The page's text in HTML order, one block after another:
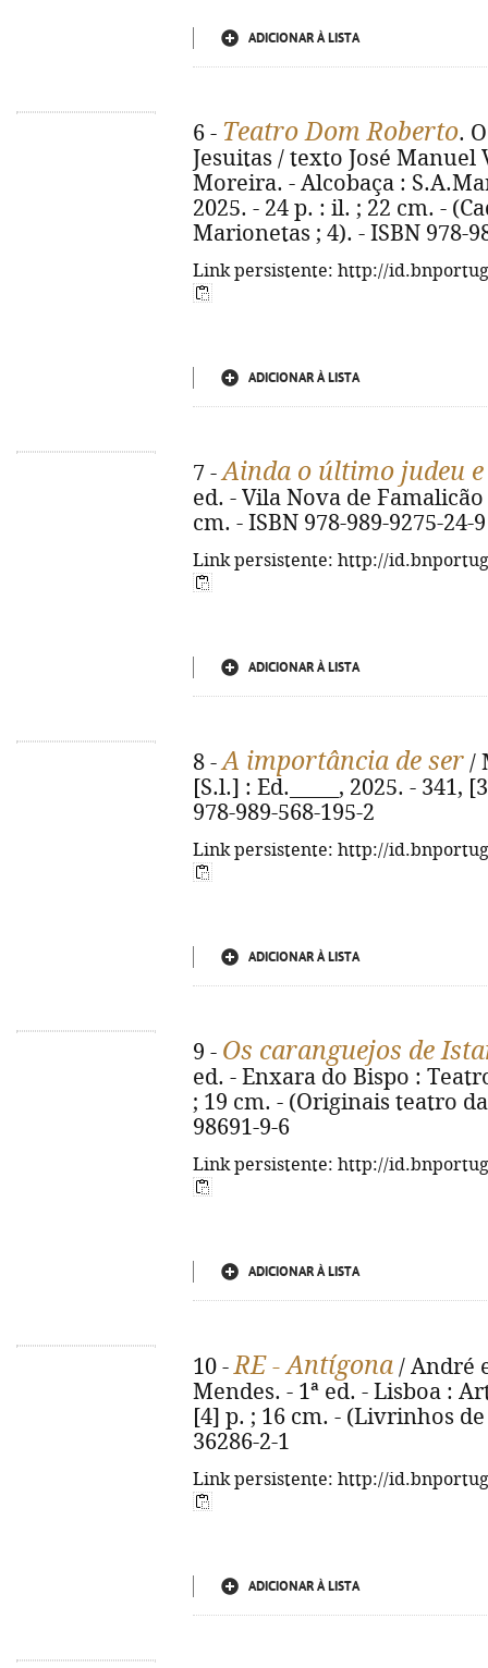
ADICIONAR À LISTA
6 - Teatro Dom Roberto.
Jesuitas / texto José
Moreira. - Alcobaça :
2025. - 24 p. : il. ; 22 cm. -
Marionetas ; 4). - ISBN 978-
Link persistente: http://
ADICIONAR À LISTA
7 -Ainda o último judeu
ed. - Vila Nova de
cm. - ISBN 978-989-9275-24-9
Link persistente: http://
ADICIONAR À LISTA
8 -A importância de ser /
[S.l.] : Ed._____, 2025. - 341,
978-989-568-195-2
Link persistente: http://
ADICIONAR À LISTA
9 - Os caranguejos de
ed. - Enxara do Bispo :
; 19 cm. - (Originais teatro
98691-9-6
Link persistente: http://
ADICIONAR À LISTA
10 -RE - Antígona / André
Mendes. - 1ª ed. - Lisboa :
[4] p. ; 16 cm. - (Livrinhos
36286-2-1
Link persistente: http://
ADICIONAR À LISTA